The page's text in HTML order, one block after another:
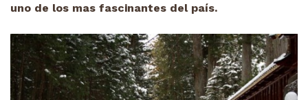
uno de los mas fascinantes del país.